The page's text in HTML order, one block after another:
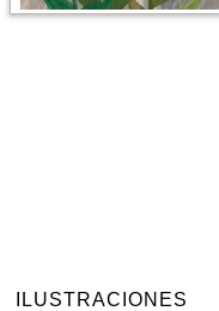
ILUSTRACIONES